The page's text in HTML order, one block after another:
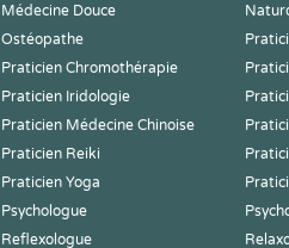
Médecine Douce
Ostéopathe
Praticien Chromothérapie
Praticien Iridologie
Praticien Médecine Chinoise
Praticien Reiki
Praticien Yoga
Psychologue
Reflexologue